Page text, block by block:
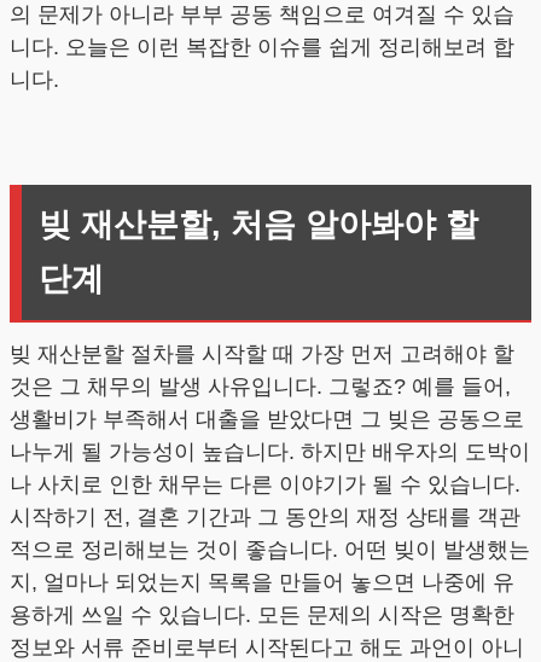
의 문제가 아니라 부부 공동 책임으로 여겨질 수 있습
니다. 오늘은 이런 복잡한 이슈를 쉽게 정리해보려 합
니다.
빚 재산분할, 처음 알아봐야 할
단계
빚 재산분할 절차를 시작할 때 가장 먼저 고려해야 할
것은 그 채무의 발생 사유입니다. 그렇죠? 예를 들어,
생활비가 부족해서 대출을 받았다면 그 빚은 공동으로
나누게 될 가능성이 높습니다. 하지만 배우자의 도박이
나 사치로 인한 채무는 다른 이야기가 될 수 있습니다.
시작하기 전, 결혼 기간과 그 동안의 재정 상태를 객관
적으로 정리해보는 것이 좋습니다. 어떤 빚이 발생했는
지, 얼마나 되었는지 목록을 만들어 놓으면 나중에 유
용하게 쓰일 수 있습니다. 모든 문제의 시작은 명확한
정보와 서류 준비로부터 시작된다고 해도 과언이 아니